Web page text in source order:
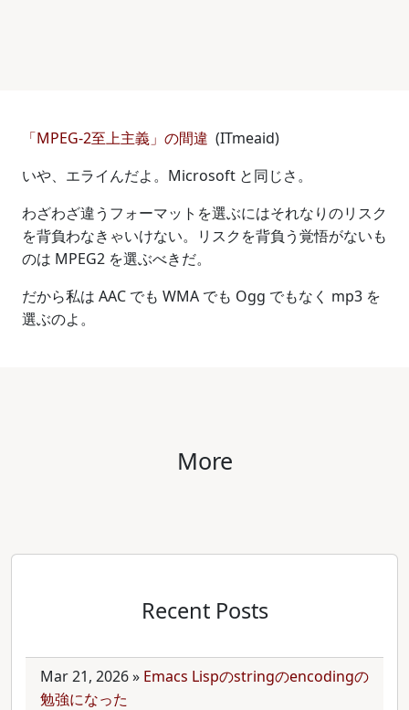
「MPEG-2至上主義」の間違 (ITmeaid)
いや、エライんだよ。Microsoft と同じさ。
わざわざ違うフォーマットを選ぶにはそれなりのリスク
を背負わなきゃいけない。リスクを背負う覚悟がないも
のは MPEG2 を選ぶべきだ。
だから私は AAC でも WMA でも Ogg でもなく mp3 を
選ぶのよ。
More
Recent Posts
Mar 21, 2026» Emacs Lispのstringのencodingの
勉強になった